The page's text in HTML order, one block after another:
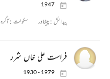
1947
پیدائش : پیشاور سکونت :آگرہ
فراست علی خاں شرر
1930 - 1979